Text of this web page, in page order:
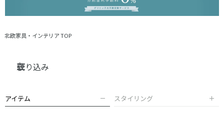
ッ北欧家具・インテリア TOP
絞り込み
アイテム スタイリング